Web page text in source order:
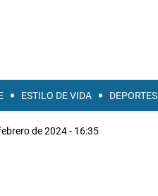
ESTILO DE VIDA DEPORTES
de 2024 - 16:35